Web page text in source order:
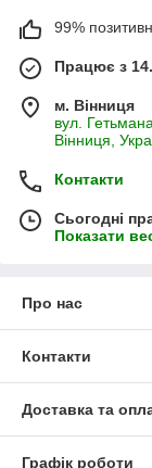
99%
Працює з
м. Вінниця
вул.
Вінниця,
Контакти
Сьогодні
Показати
Про нас
Контакти
Доставка та
Графік роботи